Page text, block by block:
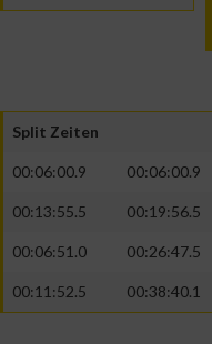
Split Zeiten
00:06:00.9 00:06:00.9
00:13:55.5 00:19:56.5
00:06:51.0 00:26:47.5
00:11:52.5 00:38:40.1